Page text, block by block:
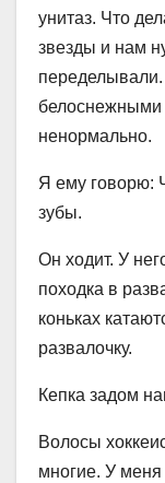
унитаз. Что
звезды и нам
переделывали.
белоснежными
ненормально.
Я ему говорю:
зубы.
Он ходит. У
походка в
коньках
развалочку.
Кепка задом
Волосы
многие. У